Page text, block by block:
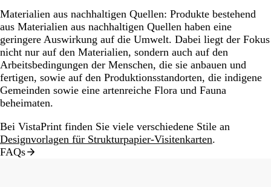
Materialien aus nachhaltigen Quellen: Produkte bestehend
aus Materialien aus nachhaltigen Quellen haben eine
geringere Auswirkung auf die Umwelt. Dabei liegt der Fokus
nicht nur auf den Materialien, sondern auch auf den
Arbeitsbedingungen der Menschen, die sie anbauen und
fertigen, sowie auf den Produktionsstandorten, die indigene
Gemeinden sowie eine artenreiche Flora und Fauna
beheimaten.
Bei VistaPrint finden Sie viele verschiedene Stile an
Designvorlagen für Strukturpapier-Visitenkarten.
FAQs